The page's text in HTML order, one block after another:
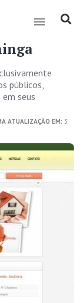
públicos,
seus
ATUALIZAÇÃO EM: 3